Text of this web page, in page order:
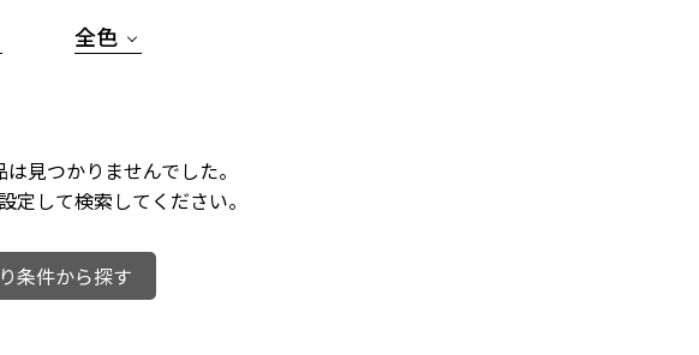
全色
見つかりませんでした。
定して検索してください。
条件から探す